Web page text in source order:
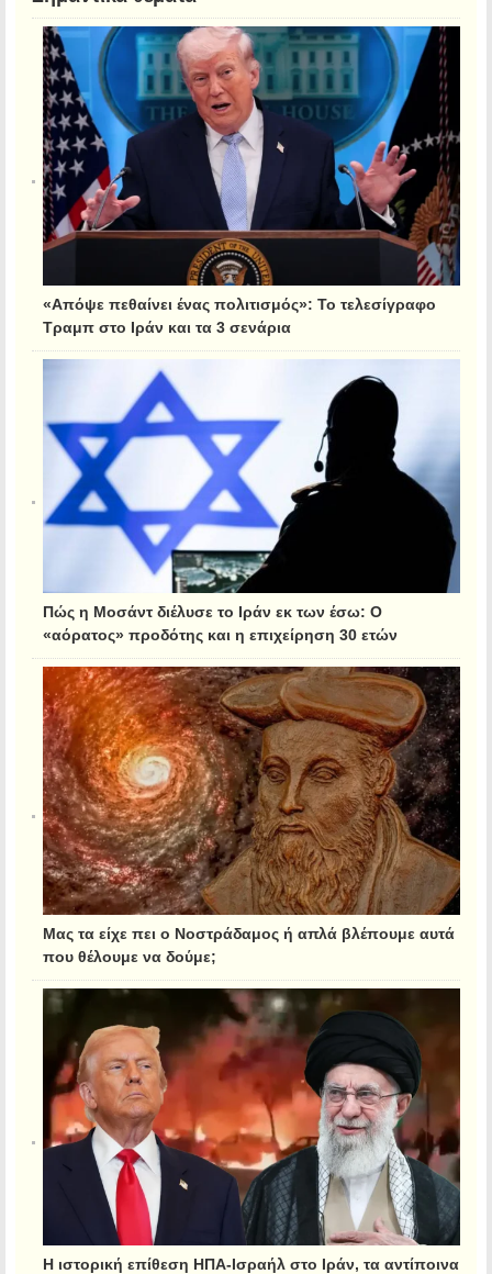
«Απόψε πεθαίνει ένας πολιτισμός»: Το τελεσίγραφο
Τραμπ στο Ιράν και τα 3 σενάρια
Πώς η Μοσάντ διέλυσε το Ιράν εκ των έσω: Ο
«αόρατος» προδότης και η επιχείρηση 30 ετών
Μας τα είχε πει ο Νοστράδαμος ή απλά βλέπουμε αυτά
που θέλουμε να δούμε;
Η ιστορική επίθεση ΗΠΑ-Ισραήλ στο Ιράν, τα αντίποινα